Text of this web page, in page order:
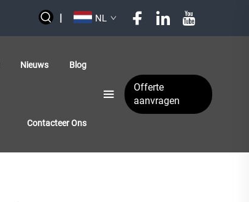
| NL
Nieuws Blog
Contacteer Ons
Offerte
aanvragen